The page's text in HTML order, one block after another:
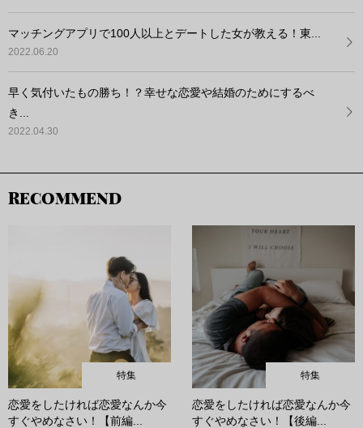
マッチングアプリで100人以上とデートした女が教える！東...
2022.06.20
早く気付いたもの勝ち！？幸せな恋愛や結婚のためにするべ
き...
2022.04.30
RECOMMEND
特集
恋愛をしたければ恋愛なんか今
すぐやめなさい！【前編...
特集
恋愛をしたければ恋愛なんか今
すぐやめなさい！【後編...